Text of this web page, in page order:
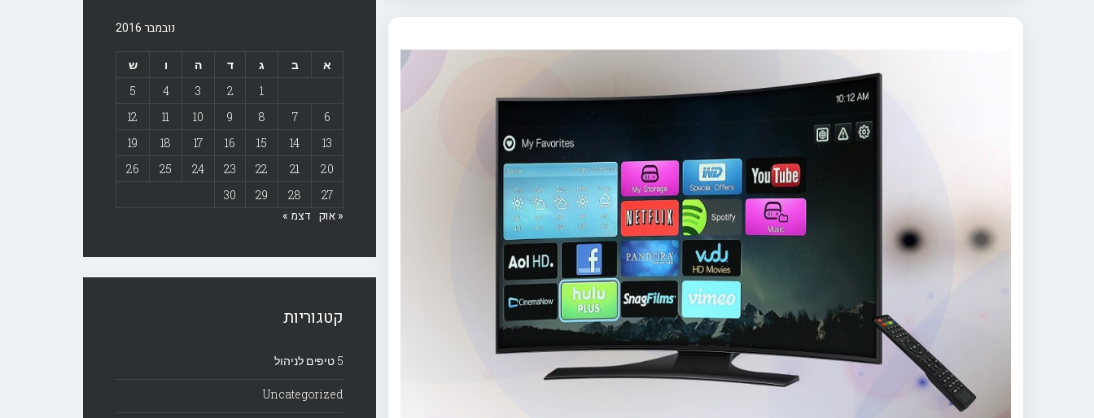
נובמבר 2016
א ב ג ד ה ו
ש
1
2
3
4
5
6
7
8
9
10
11
12
13
14
15
16
17
18
19
20
21
22
23
24
25
26
27
28
29
30
« אוק דצמ »
קטגוריות
5 טיפים לניהול
Uncategorized